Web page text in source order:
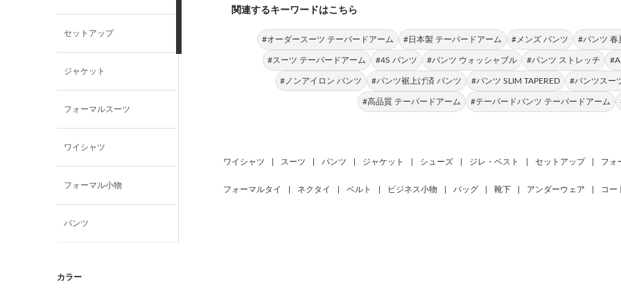
セットアップ
ジャケット
フォーマルスーツ
ワイシャツ
フォーマル小物
パンツ
カラー
関連するキーワードはこちら
#オーダースーツ テーパードアーム #日本製 テーパードアーム #メンズ パンツ #パンツ 春
#スーツ テーパードアーム #4S パンツ #パンツ ウォッシャブル #パンツ ストレッチ
#ノンアイロン パンツ #パンツ裾上げ済 パンツ #パンツ SLIM TAPERED #パンツスー
#高品質 テーパードアーム #テーパードパンツ テーパードアーム
ワイシャツ スーツ パンツ ジャケット シューズ ジレ・ベスト セットアップ フォ
フォーマルタイ ネクタイ ベルト ビジネス小物 バッグ 靴下 アンダーウェア コー